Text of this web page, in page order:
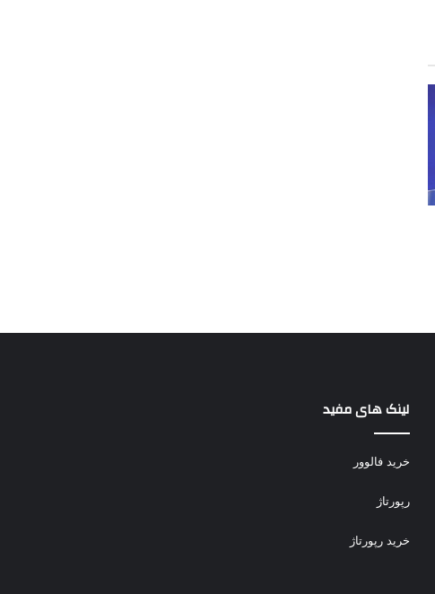
لینک های مفید
خرید فالوور
رپورتاژ
خرید رپورتاژ